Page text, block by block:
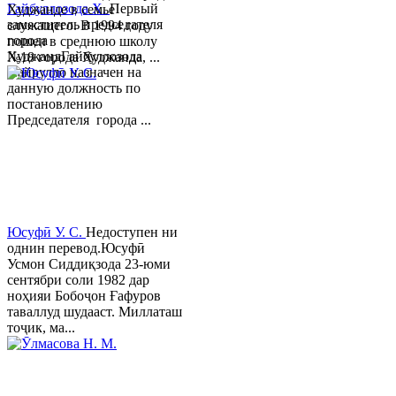
Гайбуллозода Х.Первый
заместитель председателя
города
ХуджандГайбуллозода
Хайрулло назначен на
данную должность по
постановлению
Председателя города ...
Худжанде в семье
служащего. В 1994 году
пошел в среднюю школу
№18 города Худжанда, ...
Юсуфӣ У. C. Недоступен ни
однин перевод.Юсуфӣ
Усмон Сиддиқзода 23-юми
сентябри соли 1982 дар
ноҳияи Бобоҷон Ғафуров
таваллуд шудааст. Миллаташ
тоҷик, ма...